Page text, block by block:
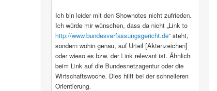
Ich bin leider mit den Shownotes nicht zufrieden.
Ich würde mir wünschen, dass da nicht „Link to
http://www.bundesverfassungsgericht.de“ steht,
sondern wohin genau, auf Urteil [Aktenzeichen]
oder wieso es bzw. der Link relevant ist. Ähnlich
beim Link auf die Bundesnetzagentur oder die
Wirtschaftswoche. Dies hilft bei der schnelleren
Orientierung.